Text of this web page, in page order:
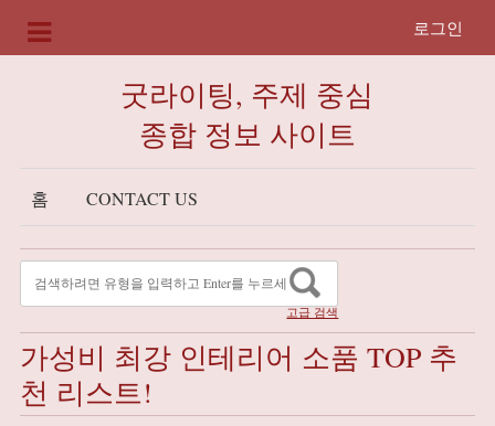
로그인
굿라이팅, 주제 중심
종합 정보 사이트
홈 CONTACT US
고급 검색
가성비 최강 인테리어 소품 TOP 추
천 리스트!